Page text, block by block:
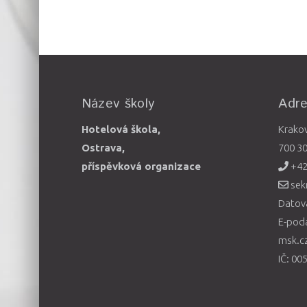
Název školy
Hotelová škola,
Ostrava,
příspěvková organizace
700
E-
IČ: